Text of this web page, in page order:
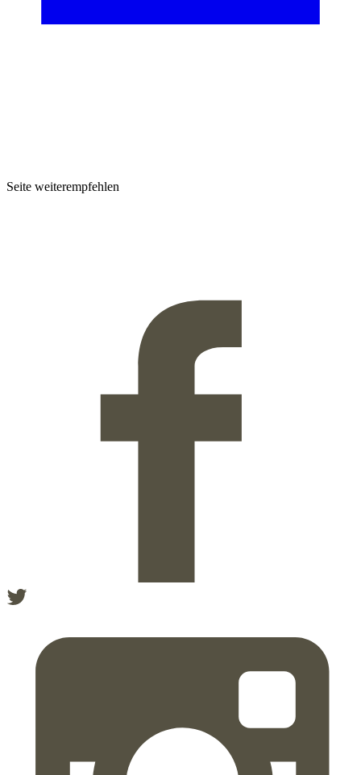
Seite weiterempfehlen